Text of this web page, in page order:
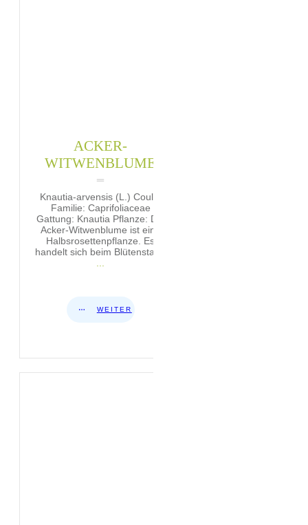
ACKER-
WITWENBLUME
Knautia-arvensis (L.) Coult
Familie: Caprifoliaceae
Gattung: Knautia Pflanze: Die
Acker-Witwenblume ist eine
Halbsrosettenpflanze. Es
handelt sich beim Blütenstand
WEITER